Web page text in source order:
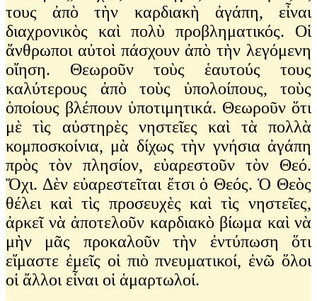
τους ἀπὸ τὴν καρδιακὴ ἀγάπη, εἶναι
διαχρονικὸς καὶ πολὺ προβληματικός. Οἱ
ἄνθρωποι αὐτοὶ πάσχουν ἀπὸ τὴν λεγόμενη
οἴηση. Θεωροῦν τοὺς ἑαυτούς τους
καλύτερους ἀπὸ τοὺς ὑπολοίπους, τοὺς
ὁποίους βλέπουν ὑποτιμητικά. Θεωροῦν ὅτι
μὲ τὶς αὐστηρὲς νηστεῖες καὶ τὰ πολλὰ
κομποσκοίνια, μὰ δίχως τὴν γνήσια ἀγάπη
πρὸς τὸν πλησίον, εὐαρεστοῦν τὸν Θεό.
Ὄχι. Δὲν εὐαρεστεῖται ἔτσι ὁ Θεός. Ὁ Θεὸς
θέλει καὶ τὶς προσευχὲς καὶ τὶς νηστεῖες,
ἀρκεῖ νὰ ἀποτελοῦν καρδιακὸ βίωμα καὶ νὰ
μὴν μᾶς προκαλοῦν τὴν ἐντύπωση ὅτι
εἴμαστε ἐμεῖς οἱ πιὸ πνευματικοί, ἐνῶ ὅλοι
οἱ ἄλλοι εἶναι οἱ ἁμαρτωλοί.